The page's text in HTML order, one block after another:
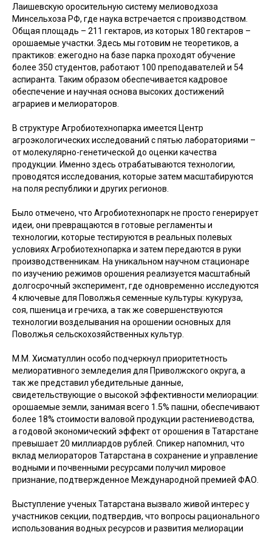
Лаишевскую оросительную систему мелиоводхоза
Минсельхоза РФ, где наука встречается с производством.
Общая площадь – 211 гектаров, из которых 180 гектаров –
орошаемые участки. Здесь мы готовим не теоретиков, а
практиков: ежегодно на базе парка проходят обучение
более 350 студентов, работают 100 преподавателей и 54
аспиранта. Таким образом обеспечивается кадровое
обеспечение и научная основа высоких достижений
аграриев и мелиораторов.
В структуре Агробиотехнопарка имеется Центр
агроэкологических исследований с пятью лабораториями –
от молекулярно-генетической до оценки качества
продукции. Именно здесь отрабатываются технологии,
проводятся исследования, которые затем масштабируются
на поля республики и других регионов.
Было отмечено, что Агробиотехнопарк не просто генерирует
идеи, они превращаются в готовые регламенты и
технологии, которые тестируются в реальных полевых
условиях Агробиотехнопарка и затем передаются в руки
производственникам. На уникальном научном стационаре
по изучению режимов орошения реализуется масштабный
долгосрочный эксперимент, где одновременно исследуются
4 ключевые для Поволжья семенные культуры: кукуруза,
соя, пшеница и гречиха, а так же совершенствуются
технологии возделывания на орошении основных для
Поволжья сельскохозяйственных культур.
М.М. Хисматуллин особо подчеркнул приоритетность
мелиоративного земледелия для Приволжского округа, а
так же представил убедительные данные,
свидетельствующие о высокой эффективности мелиорации:
орошаемые земли, занимая всего 1.5% пашни, обеспечивают
более 18% стоимости валовой продукции растениеводства,
а годовой экономический эффект от орошения в Татарстане
превышает 20 миллиардов рублей. Спикер напомнил, что
вклад мелиораторов Татарстана в сохранение и управление
водными и почвенными ресурсами получил мировое
признание, подтвержденное Международной премией ФАО.
Выступление ученых Татарстана вызвало живой интерес у
участников секции, подтвердив, что вопросы рационального
использования водных ресурсов и развития мелиорации